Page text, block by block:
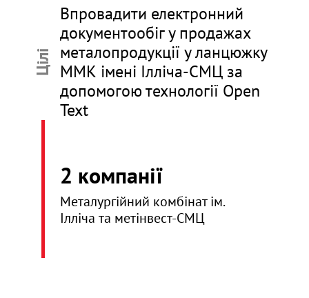
Цілі
Впровадити електронний
документообіг у продажах
металопродукції у ланцюжку
ММК імені Ілліча-СМЦ за
допомогою технології Open
Text
2 компанії
Металургійний комбінат ім.
Ілліча та метінвест-СМЦ